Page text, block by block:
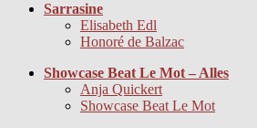
Sarrasine
Elisabeth Edl
Honoré de Balzac
Showcase Beat Le Mot – Alles
Anja Quickert
Showcase Beat Le Mot